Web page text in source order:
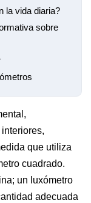
la vida diaria?
sobre
que utiliza
cuadrado.
un luxómetro
adecuada